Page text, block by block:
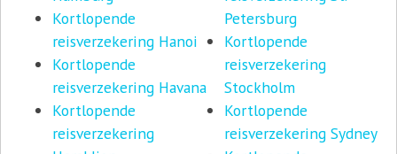
Kortlopende
reisverzekering Hanoi
Kortlopende
reisverzekering Havana
Kortlopende
reisverzekering
Petersburg
Kortlopende
reisverzekering
Stockholm
Kortlopende
reisverzekering Sydney